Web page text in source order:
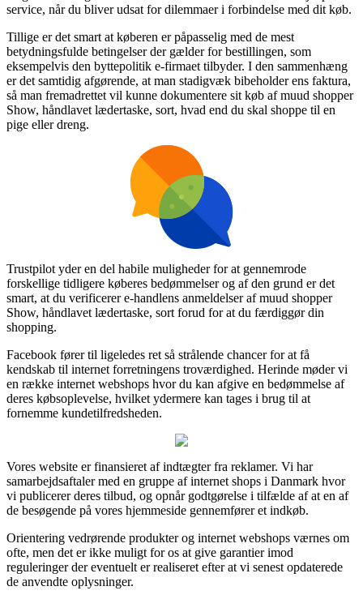
service, når du bliver udsat for dilemmaer i forbindelse med dit køb.
Tillige er det smart at køberen er påpasselig med de mest
betydningsfulde betingelser der gælder for bestillingen, som
eksempelvis den byttepolitik e-firmaet tilbyder. I den sammenhæng
er det samtidig afgørende, at man stadigvæk bibeholder ens faktura,
så man fremadrettet vil kunne dokumentere sit køb af muud shopper
Show, håndlavet lædertaske, sort, hvad end du skal shoppe til en
pige eller dreng.
Trustpilot yder en del habile muligheder for at gennemrode
forskellige tidligere køberes bedømmelser og af den grund er det
smart, at du verificerer e-handlens anmeldelser af muud shopper
Show, håndlavet lædertaske, sort forud for at du færdiggør din
shopping.
Facebook fører til ligeledes ret så strålende chancer for at få
kendskab til internet forretningens troværdighed. Herinde møder vi
en række internet webshops hvor du kan afgive en bedømmelse af
deres købsoplevelse, hvilket ydermere kan tages i brug til at
fornemme kundetilfredsheden.
Vores website er finansieret af indtægter fra reklamer. Vi har
samarbejdsaftaler med en gruppe af internet shops i Danmark hvor
vi publicerer deres tilbud, og opnår godtgørelse i tilfælde af at en af
de besøgende på vores hjemmeside gennemfører et indkøb.
Orientering vedrørende produkter og internet webshops værnes om
ofte, men det er ikke muligt for os at give garantier imod
reguleringer der eventuelt er realiseret efter at vi senest opdaterede
de anvendte oplysninger.